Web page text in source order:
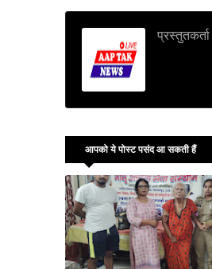
प्रस्तुतकर्ता
आपको ये पोस्ट पसंद आ सकती हैं